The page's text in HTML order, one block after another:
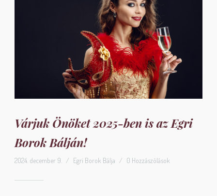
Várjuk Önöket 2025-ben is az Egri
Borok Bálján!
2024. december 9. / Egri Borok Bálja / 0 Hozzászólások